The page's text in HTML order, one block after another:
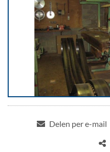
Delen per e-mail